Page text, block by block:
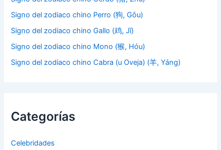
Signo del zodiaco chino Perro (狗, Gǒu)
Signo del zodiaco chino Gallo (鸡, Jī)
Signo del zodiaco chino Mono (猴, Hóu)
Signo del zodiaco chino Cabra (u Oveja) (羊, Yáng)
Categorías
Celebridades